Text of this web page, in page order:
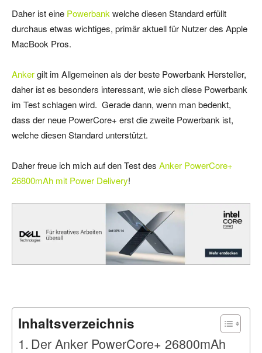
Daher ist eine Powerbank welche diesen Standard erfüllt
durchaus etwas wichtiges, primär aktuell für Nutzer des Apple
MacBook Pros.
Ankergilt im Allgemeinen als der beste Powerbank Hersteller,
daher ist es besonders interessant, wie sich diese Powerbank
im Test schlagen wird. Gerade dann, wenn man bedenkt,
dass der neue PowerCore+ erst die zweite Powerbank ist,
welche diesen Standard unterstützt.
Daher freue ich mich auf den Test des Anker PowerCore+
26800mAh mit Power Delivery!
Inhaltsverzeichnis
Der Anker PowerCore+ 26800mAh